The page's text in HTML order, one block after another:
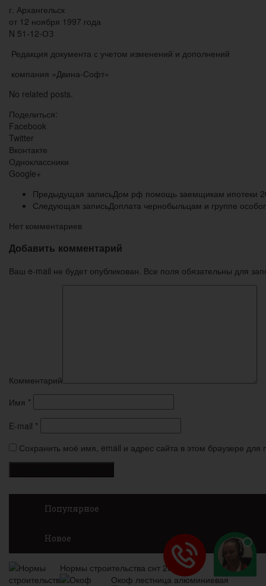
г. Архангельск
от 12 ноября 1997 года
N 51-12-ОЗ
Редакция документа с учетом изменений и дополнений
компания «Двина-Софт»
No related posts.
Поделиться:
Facebook
Twitter
Вконтакте
Одноклассники
Google+
Предыдущая записьДом рф помощь заемщикам ипотеки
Следующая записьДоплата чернобыльцам и группе
Нет комментариев
Добавить комментарий
Ваш e-mail не будет опубликован. Все поля обязательны для
Комментарий
Имя *
E-mail *
Сохранить моё имя, email и адрес сайта в этом браузере
Популярное
Новое
Нормы строительства снт 2020
Окоф лестница алюминиевая